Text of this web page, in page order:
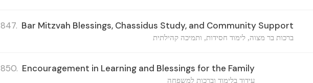
847. Bar Mitzvah Blessings, Chassidus Study, and Community Support
ברכות בר מצוה, לימוד חסידות, ותמיכה קהילתית
850. Encouragement in Learning and Blessings for the Family
עידוד בלימוד וברכות למשפחה